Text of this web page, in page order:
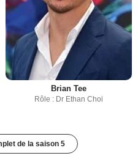
Brian Tee
Rôle : Dr Ethan Choi
de la saison 5